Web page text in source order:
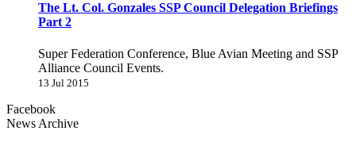
The Lt. Col. Gonzales SSP Council Delegation Briefings
Part 2
Super Federation Conference, Blue Avian Meeting and SSP
Alliance Council Events.
13 Jul 2015
Facebook
News Archive